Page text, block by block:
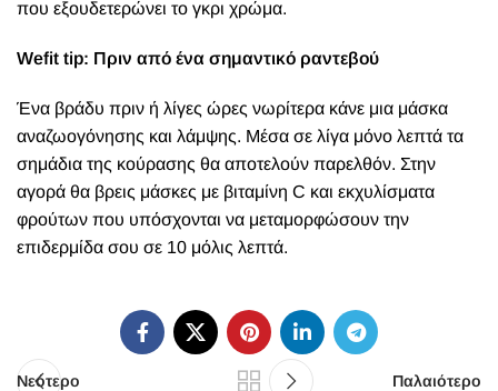
που εξουδετερώνει το γκρι χρώμα.
Wefit tip: Πριν από ένα σημαντικό ραντεβού
Ένα βράδυ πριν ή λίγες ώρες νωρίτερα κάνε μια μάσκα
αναζωογόνησης και λάμψης. Μέσα σε λίγα μόνο λεπτά τα
σημάδια της κούρασης θα αποτελούν παρελθόν. Στην
αγορά θα βρεις μάσκες με βιταμίνη C και εκχυλίσματα
φρούτων που υπόσχονται να μεταμορφώσουν την
επιδερμίδα σου σε 10 μόλις λεπτά.
Νεότερο Παλαιότερο